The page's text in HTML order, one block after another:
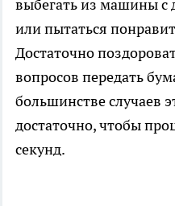
выбегать из машины с
или пытаться
Достаточно
вопросов передать
большинстве случаев
достаточно, чтобы
секунд.